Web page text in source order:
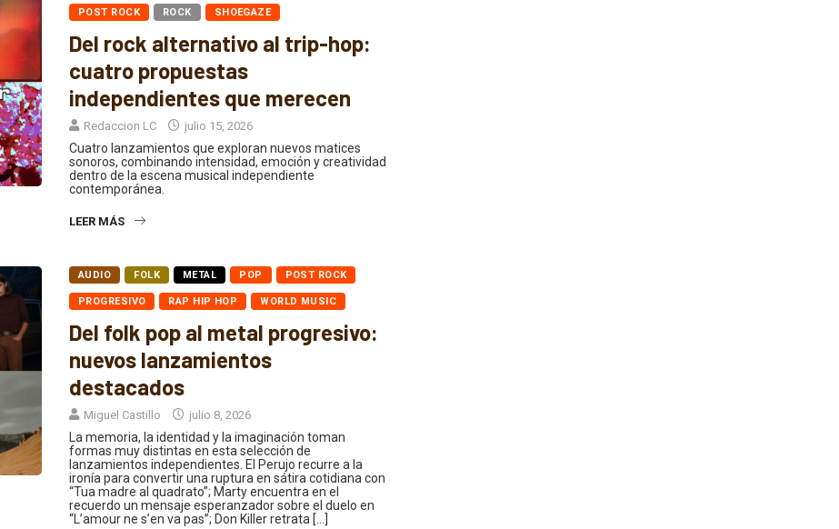
POST ROCK ROCK SHOEGAZE
Del rock alternativo al trip-hop:
cuatro propuestas
independientes que merecen
Redaccion LC julio 15, 2026
Cuatro lanzamientos que exploran nuevos matices
sonoros, combinando intensidad, emoción y creatividad
dentro de la escena musical independiente
contemporánea.
LEER MÁS
AUDIO FOLK METAL POP POST ROCK
PROGRESIVO RAP HIP HOP WORLD MUSIC
Del folk pop al metal progresivo:
nuevos lanzamientos
destacados
Miguel Castillo julio 8, 2026
La memoria, la identidad y la imaginación toman
formas muy distintas en esta selección de
lanzamientos independientes. El Perujo recurre a la
ironía para convertir una ruptura en sátira cotidiana con
“Tua madre al quadrato”; Marty encuentra en el
recuerdo un mensaje esperanzador sobre el duelo en
“L’amour ne s’en va pas”; Don Killer retrata […]